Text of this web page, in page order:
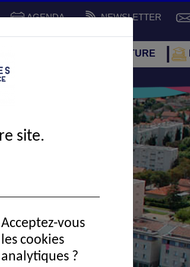
AGENDA NEWSLETTER
VIE SPORT ET CULTURE
la ville
site.
Acceptez-vous
les cookies
analytiques ?